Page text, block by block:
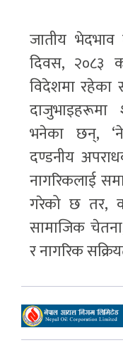
जातीय भेदभाव
दिवस,
विदेशमा रहेका
भनेका छन्,
दण्डनीय
नागरिकलाई
गरेको छ तर,
सामाजिक
र नागरिक